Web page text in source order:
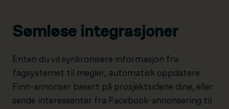
Sømløse integrasjoner
Enten du vil synkronisere informasjon fra
fagsystemet til megler, automatisk oppdatere
Finn-annonser basert på prosjektsidene dine, eller
sende interessenter fra Facebook-annonsering til